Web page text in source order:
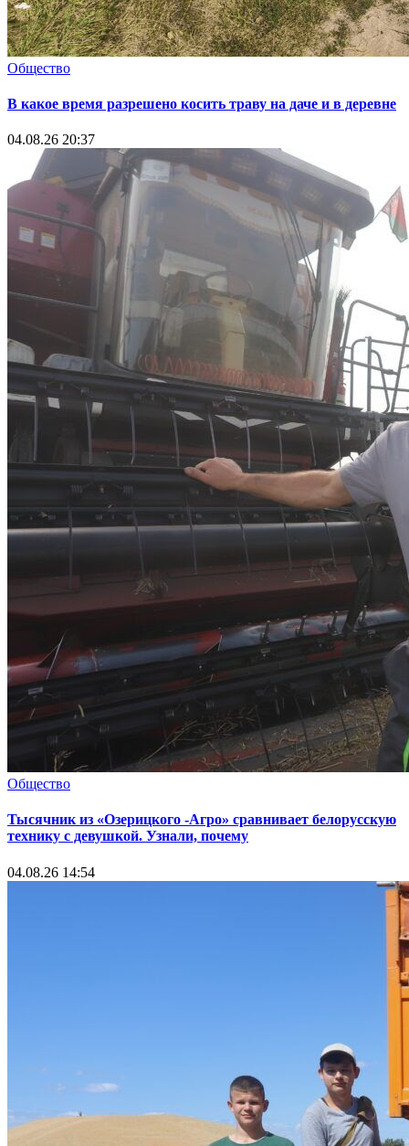
Общество
В какое время разрешено косить траву на даче и в деревне
04.08.26 20:37
Общество
Тысячник из «Озерицкого -Агро» сравнивает белорусскую
технику с девушкой. Узнали, почему
04.08.26 14:54